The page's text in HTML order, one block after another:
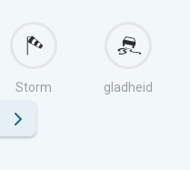
Storm gladheid